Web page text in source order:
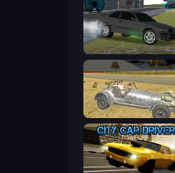
Drift Runner 3D